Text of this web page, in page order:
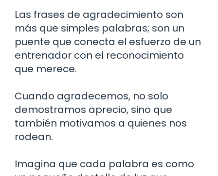
Las frases de agradecimiento son
más que simples palabras; son un
puente que conecta el esfuerzo de un
entrenador con el reconocimiento
que merece.
Cuando agradecemos, no solo
demostramos aprecio, sino que
también motivamos a quienes nos
rodean.
Imagina que cada palabra es como